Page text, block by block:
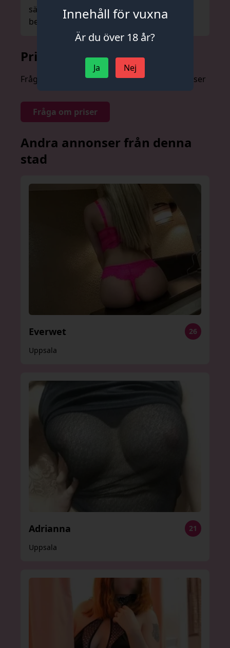
sätt. När jag är i närheten, kommer jag att
besöka henne igen.
Prislista
Fråga om priser anonymt och utan förpliktelser
Fråga om priser
Andra annonser från denna
stad
Everwet
26
Uppsala
Adrianna
21
Uppsala
Innehåll för vuxna
Är du över 18 år?
Ja Nej